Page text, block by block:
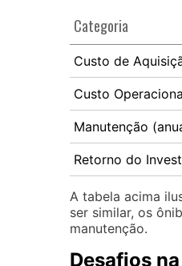
Categoria
Custo de
Custo
Manutenção
Retorno do
A tabela acima
ser similar, os
manutenção.
Desafios